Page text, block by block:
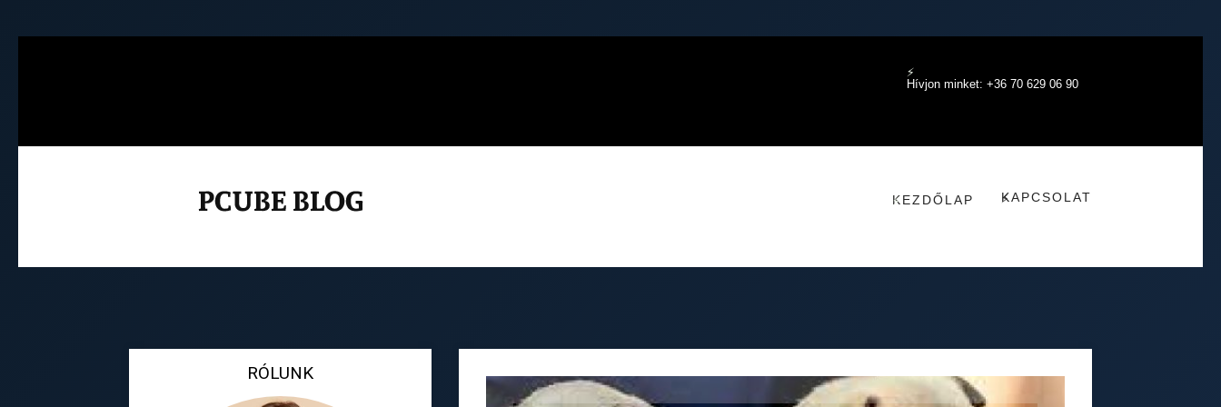
Hívjon minket: +36 70 629 06 90
KEZDŐLAP KAPCSOLAT
RÓLUNK